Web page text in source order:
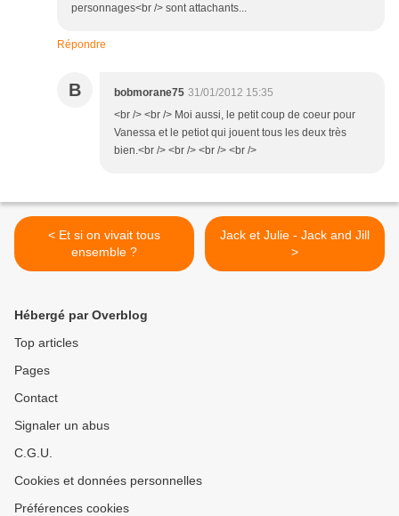
personnages<br /> sont attachants...
Répondre
B bobmorane75 31/01/2012 15:35
<br /> <br /> Moi aussi, le petit coup de coeur pour
Vanessa et le petiot qui jouent tous les deux très
bien.<br /> <br /> <br /> <br />
< Et si on vivait tous
ensemble ?
Jack et Julie - Jack and Jill
>
Hébergé par Overblog
Top articles
Pages
Contact
Signaler un abus
C.G.U.
Cookies et données personnelles
Préférences cookies